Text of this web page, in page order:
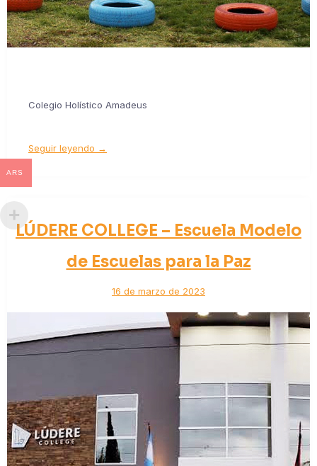
Colegio Holístico Amadeus
Seguir leyendo →
LÚDERE COLLEGE – Escuela Modelo
de Escuelas para la Paz
16 de marzo de 2023
ARS